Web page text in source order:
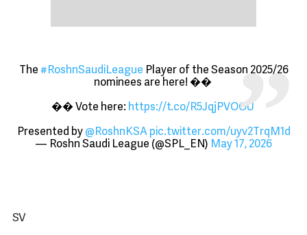
The #RoshnSaudiLeague Player of the Season 2025/26
nominees are here! ��
��️ Vote here: https://t.co/R5JqjPVOOU
Presented by @RoshnKSA pic.twitter.com/uyv2TrqM1d
— Roshn Saudi League (@SPL_EN) May 17, 2026
SV